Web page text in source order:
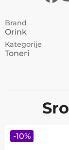
Brand
Orink
Kategorije
Toneri
-10%